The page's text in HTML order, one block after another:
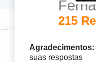
215
Agradecimentos:
suas respostas